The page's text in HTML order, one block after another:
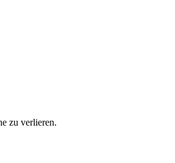
zu verlieren.